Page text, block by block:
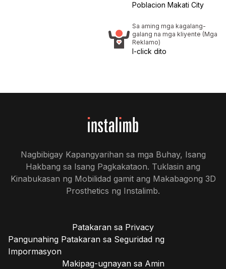
Poblacion Makati City
Sa aming mga kagalang-
galang na mga kliyente (Mga
Reklamo)
I-click dito
Nagbibigay Kapangyarihan sa mga Buhay, Isang
Hakbang sa Isang Pagkakataon. Tuklasin ang
Kinabukasan ng Mobilidad gamit ang Makabagong 3D
Prosthetics ng Instalimb.
Patakaran sa Privacy
Pangunahing Patakaran sa Seguridad ng
Impormasyon
Makipag-ugnayan sa Amin